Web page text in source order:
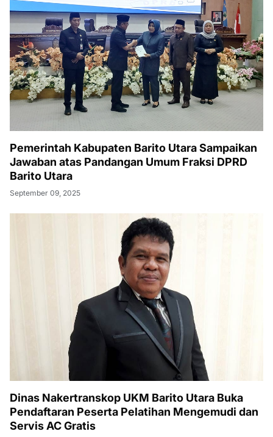
Pemerintah Kabupaten Barito Utara Sampaikan
Jawaban atas Pandangan Umum Fraksi DPRD
Barito Utara
September 09, 2025
Dinas Nakertranskop UKM Barito Utara Buka
Pendaftaran Peserta Pelatihan Mengemudi dan
Servis AC Gratis